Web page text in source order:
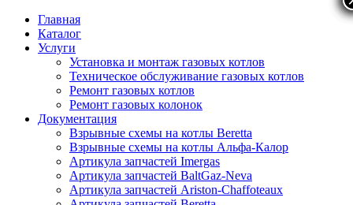
Главная
Каталог
Услуги
Установка и монтаж газовых котлов
Техническое обслуживание газовых котлов
Ремонт газовых котлов
Ремонт газовых колонок
Документация
Взрывные схемы на котлы Beretta
Взрывные схемы на котлы Альфа-Калор
Артикула запчастей Imergas
Артикула запчастей BaltGaz-Neva
Артикула запчастей Ariston-Chaffoteaux